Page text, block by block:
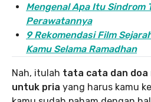
Mengenal Apa Itu Sindrom
Perawatannya
9 Rekomendasi Film
Kamu Selama Ramadhan
Nah, itulah tata cata dan doa
untuk pria yang harus kamu